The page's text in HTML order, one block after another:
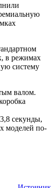
в режимах
систему
валом.
секунды,
моделей по-